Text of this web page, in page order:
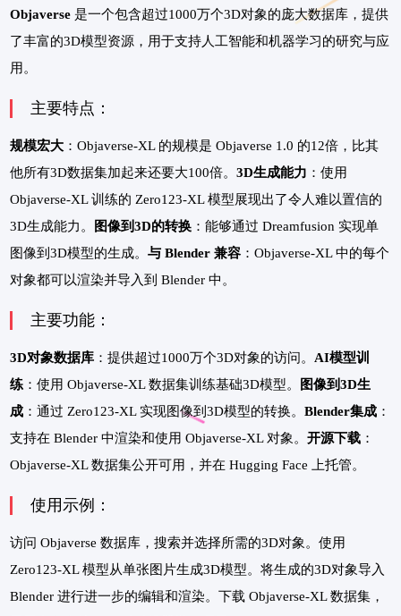
Objaverse 是一个包含超过1000万个3D对象的庞大数据库，提供
了丰富的3D模型资源，用于支持人工智能和机器学习的研究与应
用。
主要特点：
规模宏大 ：Objaverse-XL 的规模是 Objaverse 1.0 的12倍，比其
他所有3D数据集加起来还要大100倍。 3D生成能力 ：使用
Objaverse-XL 训练的 Zero123-XL 模型展现出了令人难以置信的
3D生成能力。
图像到3D的转换 ：能够通过 Dreamfusion 实现单
图像到3D模型的生成。 与 Blender 兼容 ：Objaverse-XL 中的每个
对象都可以渲染并导入到 Blender 中。
主要功能：
3D对象数据库 ：提供超过1000万个3D对象的访问。 AI模型训
练 ：使用 Objaverse-XL 数据集训练基础3D模型。
图像到3D生
成 ：通过 Zero123-XL 实现图像到3D模型的转换。 Blender集成 ：
支持在 Blender 中渲染和使用 Objaverse-XL 对象。 开源下载 ：
Objaverse-XL 数据集公开可用，并在 Hugging Face 上托管。
使用示例：
访问 Objaverse 数据库，搜索并选择所需的3D对象。使用
Zero123-XL 模型从单张图片生成3D模型。将生成的3D对象导入
Blender 进行进一步的编辑和渲染。下载 Objaverse-XL 数据集，